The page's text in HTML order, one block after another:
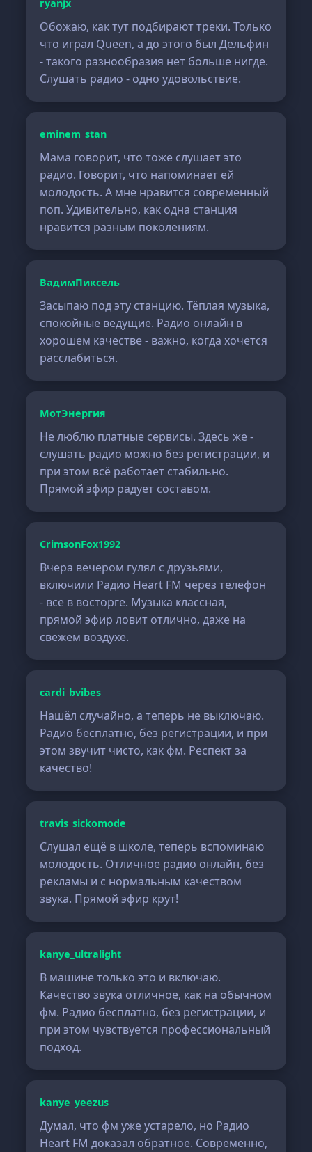
ryanjx
Обожаю, как тут подбирают треки. Только
что играл Queen, а до этого был Дельфин
- такого разнообразия нет больше нигде.
Слушать радио - одно удовольствие.
eminem_stan
Мама говорит, что тоже слушает это
радио. Говорит, что напоминает ей
молодость. А мне нравится современный
поп. Удивительно, как одна станция
нравится разным поколениям.
ВадимПиксель
Засыпаю под эту станцию. Тёплая музыка,
спокойные ведущие. Радио онлайн в
хорошем качестве - важно, когда хочется
расслабиться.
МотЭнергия
Не люблю платные сервисы. Здесь же -
слушать радио можно без регистрации, и
при этом всё работает стабильно.
Прямой эфир радует составом.
CrimsonFox1992
Вчера вечером гулял с друзьями,
включили Радио Heart FM через телефон
- все в восторге. Музыка классная,
прямой эфир ловит отлично, даже на
свежем воздухе.
cardi_bvibes
Нашёл случайно, а теперь не выключаю.
Радио бесплатно, без регистрации, и при
этом звучит чисто, как фм. Респект за
качество!
travis_sickomode
Слушал ещё в школе, теперь вспоминаю
молодость. Отличное радио онлайн, без
рекламы и с нормальным качеством
звука. Прямой эфир крут!
kanye_ultralight
В машине только это и включаю.
Качество звука отличное, как на обычном
фм. Радио бесплатно, без регистрации, и
при этом чувствуется профессиональный
подход.
kanye_yeezus
Думал, что фм уже устарело, но Радио
Heart FM доказал обратное. Современно,